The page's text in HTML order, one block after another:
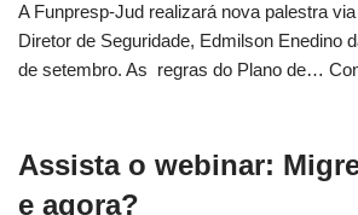
A Funpresp-Jud realizará nova palestra
Diretor de Seguridade, Edmilson Enedino
de setembro. As regras do Plano de…
Assista o webinar:
e agora?